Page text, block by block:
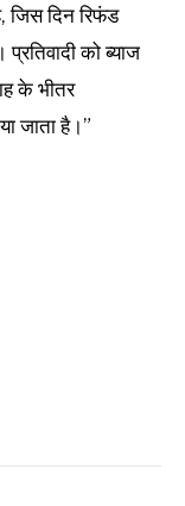
जिस दिन रिफंड
को ब्याज
के भीतर
जाता है।”